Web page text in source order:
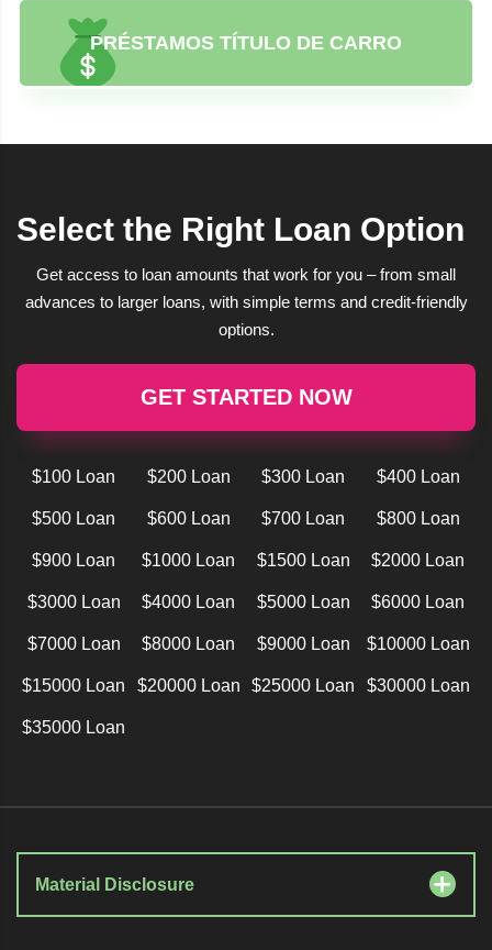
PRÉSTAMOS TÍTULO DE CARRO
Select the Right Loan Option
Get access to loan amounts that work for you – from small
advances to larger loans, with simple terms and credit-friendly
options.
GET STARTED NOW
$100 Loan $200 Loan $300 Loan $400 Loan
$500 Loan $600 Loan $700 Loan $800 Loan
$900 Loan $1000 Loan $1500 Loan $2000 Loan
$3000 Loan $4000 Loan $5000 Loan $6000 Loan
$7000 Loan $8000 Loan $9000 Loan $10000 Loan
$15000 Loan $20000 Loan $25000 Loan $30000 Loan
$35000 Loan
Material Disclosure